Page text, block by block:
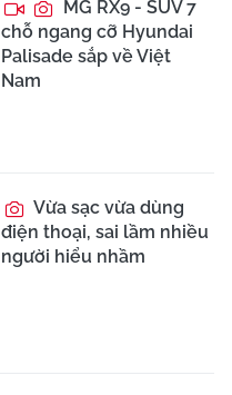
MG RX9 - SUV 7
chỗ ngang cỡ Hyundai
Palisade sắp về Việt
Nam
Vừa sạc vừa dùng
điện thoại, sai lầm nhiều
người hiểu nhầm